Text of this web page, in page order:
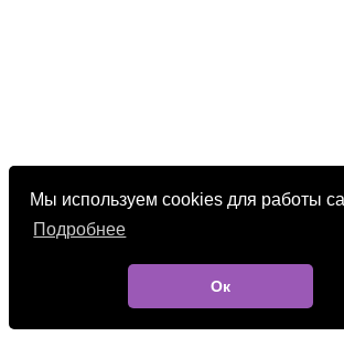
Мы используем cookies для работы
Подробнее
Ок